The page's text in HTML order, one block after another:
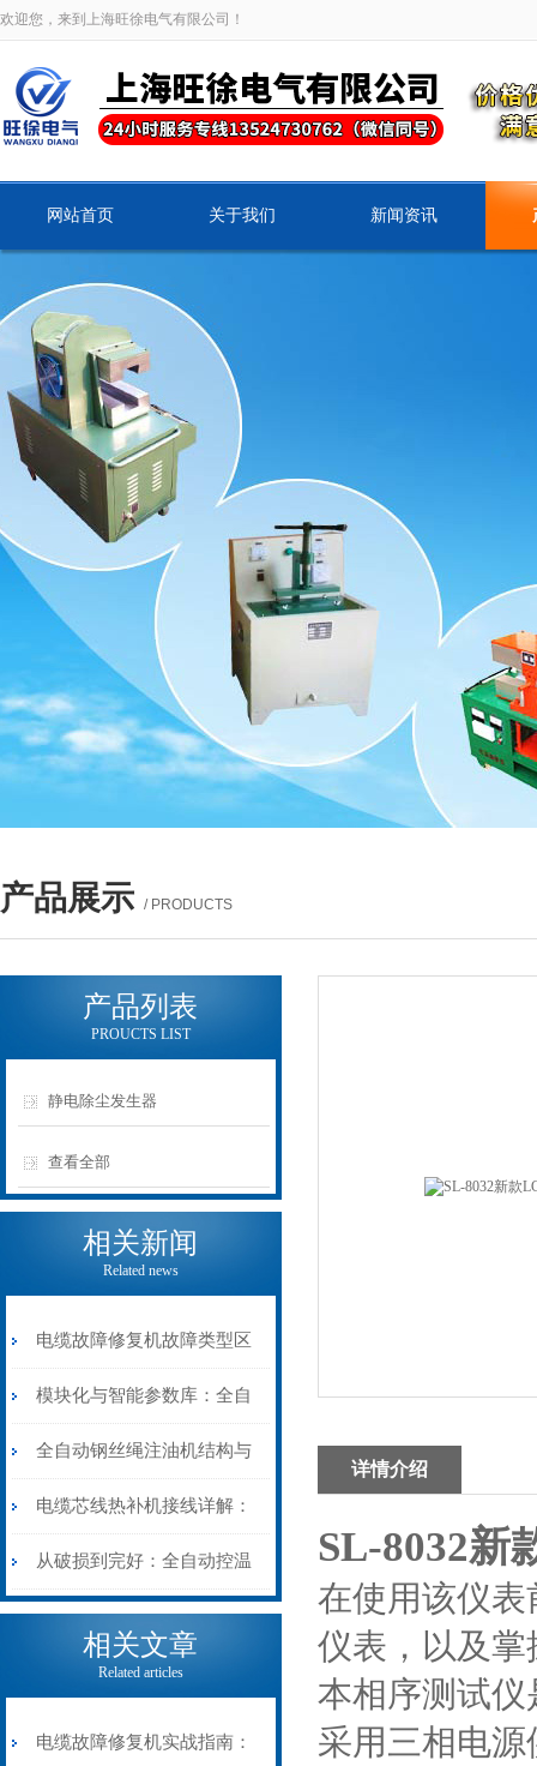
欢迎您，来到上海旺徐电气有限公司！
网站首页 关于我们 新闻资讯
产品展示 / PRODUCTS
产品列表
PROUCTS LIST
静电除尘发生器
查看全部
相关新闻
Related news
电缆故障修复机故障类型区
分指南：从“绝缘电
阻”到“波形特征”的精准诊
断逻辑
模块化与智能参数库：全自
动电缆修复机的快速换型逻
辑
全自动钢丝绳注油机结构与
工作原理：揭秘高效润滑的
机械密码
电缆芯线热补机接线详解：
从入门到精通
从破损到完好：全自动控温
电缆热补机的核心价值
相关文章
Related articles
电缆故障修复机实战指南：
详情介绍
SL-8032新
在使用该仪
仪表，以及
本相序测试
采用三相电